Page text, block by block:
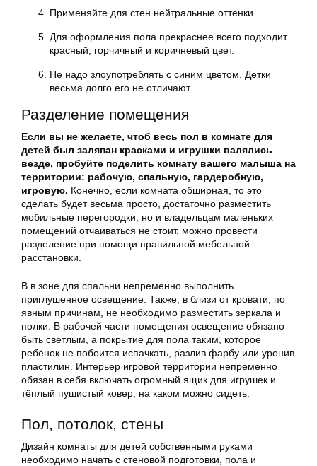
Применяйте для стен нейтральные оттенки.
Для оформления пола прекраснее всего подходит
красный, горчичный и коричневый цвет.
Не надо злоупотреблять с синим цветом. Детки
весьма долго его не отличают.
Разделение помещения
Если вы не желаете, чтоб весь пол в комнате для
детей был заляпан красками и игрушки валялись
везде, пробуйте поделить комнату вашего малыша на
территории: рабочую, спальную, гардеробную,
игровую. Конечно, если комната обширная, то это
сделать будет весьма просто, достаточно разместить
мобильные перегородки, но и владельцам маленьких
помещений отчаиваться не стоит, можно провести
разделение при помощи правильной мебельной
расстановки.
В в зоне для спальни непременно выполнить
приглушенное освещение. Также, в близи от кровати, по
явным причинам, не необходимо разместить зеркала и
полки. В рабочей части помещения освещение обязано
быть светлым, а покрытие для пола таким, которое
ребёнок не побоится испачкать, разлив фарбу или уронив
пластилин. Интерьер игровой территории непременно
обязан в себя включать огромный ящик для игрушек и
тёплый пушистый ковер, на каком можно сидеть.
Пол, потолок, стены
Дизайн комнаты для детей собственными руками
необходимо начать с стеновой подготовки, пола и